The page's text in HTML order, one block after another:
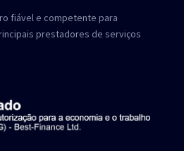
fiável e competente para
prestadores de serviços